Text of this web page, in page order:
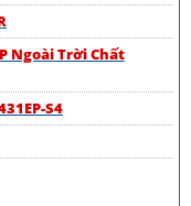
Ngoài Trời Chất
S4